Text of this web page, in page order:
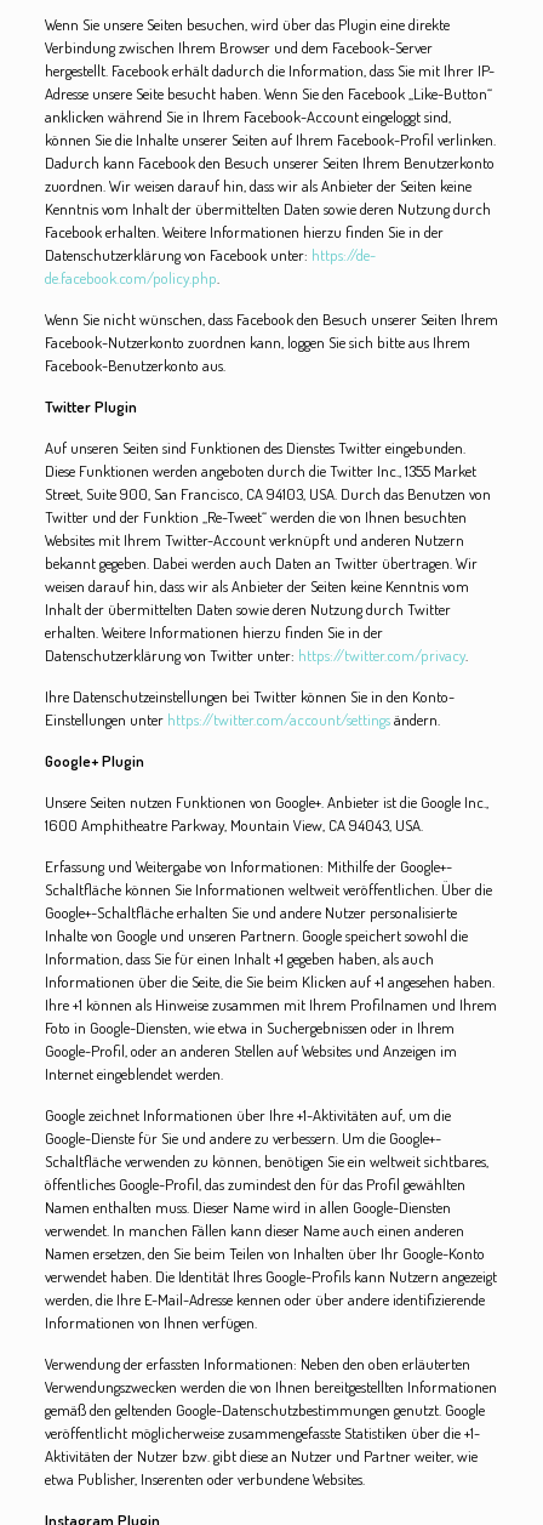
Wenn Sie unsere Seiten besuchen, wird über das Plugin eine direkte
Verbindung zwischen Ihrem Browser und dem Facebook-Server
hergestellt. Facebook erhält dadurch die Information, dass Sie mit Ihrer IP-
Adresse unsere Seite besucht haben. Wenn Sie den Facebook „Like-Button“
anklicken während Sie in Ihrem Facebook-Account eingeloggt sind,
können Sie die Inhalte unserer Seiten auf Ihrem Facebook-Profil verlinken.
Dadurch kann Facebook den Besuch unserer Seiten Ihrem Benutzerkonto
zuordnen. Wir weisen darauf hin, dass wir als Anbieter der Seiten keine
Kenntnis vom Inhalt der übermittelten Daten sowie deren Nutzung durch
Facebook erhalten. Weitere Informationen hierzu finden Sie in der
Datenschutzerklärung von Facebook unter: https://de-
de.facebook.com/policy.php
Wenn Sie nicht wünschen, dass Facebook den Besuch unserer Seiten Ihrem
Facebook-Nutzerkonto zuordnen kann, loggen Sie sich bitte aus Ihrem
Facebook-Benutzerkonto aus.
Twitter Plugin
Auf unseren Seiten sind Funktionen des Dienstes Twitter eingebunden.
Diese Funktionen werden angeboten durch die Twitter Inc., 1355 Market
Street, Suite 900, San Francisco, CA 94103, USA. Durch das Benutzen von
Twitter und der Funktion „Re-Tweet“ werden die von Ihnen besuchten
Websites mit Ihrem Twitter-Account verknüpft und anderen Nutzern
bekannt gegeben. Dabei werden auch Daten an Twitter übertragen. Wir
weisen darauf hin, dass wir als Anbieter der Seiten keine Kenntnis vom
Inhalt der übermittelten Daten sowie deren Nutzung durch Twitter
erhalten. Weitere Informationen hierzu finden Sie in der
Datenschutzerklärung von Twitter unter: https://twitter.com/privacy.
Ihre Datenschutzeinstellungen bei Twitter können Sie in den Konto-
Einstellungen unter https://twitter.com/account/settingsändern.
Google+ Plugin
Unsere Seiten nutzen Funktionen von Google+. Anbieter ist die Google Inc.,
1600 Amphitheatre Parkway, Mountain View, CA 94043, USA.
Erfassung und Weitergabe von Informationen: Mithilfe der Google+-
Schaltfläche können Sie Informationen weltweit veröffentlichen. Über die
Google+-Schaltfläche erhalten Sie und andere Nutzer personalisierte
Inhalte von Google und unseren Partnern. Google speichert sowohl die
Information, dass Sie für einen Inhalt +1 gegeben haben, als auch
Informationen über die Seite, die Sie beim Klicken auf +1 angesehen haben.
Ihre +1 können als Hinweise zusammen mit Ihrem Profilnamen und Ihrem
Foto in Google-Diensten, wie etwa in Suchergebnissen oder in Ihrem
Google-Profil, oder an anderen Stellen auf Websites und Anzeigen im
Internet eingeblendet werden.
Google zeichnet Informationen über Ihre +1-Aktivitäten auf, um die
Google-Dienste für Sie und andere zu verbessern. Um die Google+-
Schaltfläche verwenden zu können, benötigen Sie ein weltweit sichtbares,
öffentliches Google-Profil, das zumindest den für das Profil gewählten
Namen enthalten muss. Dieser Name wird in allen Google-Diensten
verwendet. In manchen Fällen kann dieser Name auch einen anderen
Namen ersetzen, den Sie beim Teilen von Inhalten über Ihr Google-Konto
verwendet haben. Die Identität Ihres Google-Profils kann Nutzern angezeigt
werden, die Ihre E-Mail-Adresse kennen oder über andere identifizierende
Informationen von Ihnen verfügen.
Verwendung der erfassten Informationen: Neben den oben erläuterten
Verwendungszwecken werden die von Ihnen bereitgestellten Informationen
gemäß den geltenden Google-Datenschutzbestimmungen genutzt. Google
veröffentlicht möglicherweise zusammengefasste Statistiken über die +1-
Aktivitäten der Nutzer bzw. gibt diese an Nutzer und Partner weiter, wie
etwa Publisher, Inserenten oder verbundene Websites.
Instagram Plugin